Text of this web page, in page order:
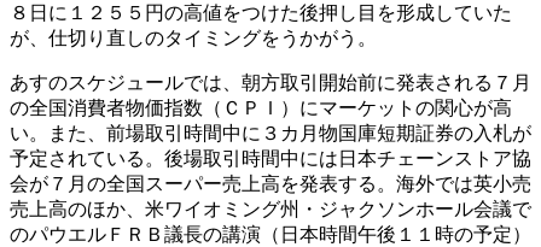
８日に１２５５円の高値をつけた後押し目を形成していた
が、仕切り直しのタイミングをうかがう。
あすのスケジュールでは、朝方取引開始前に発表される７月
の全国消費者物価指数（ＣＰＩ）にマーケットの関心が高
い。また、前場取引時間中に３カ月物国庫短期証券の入札が
予定されている。後場取引時間中には日本チェーンストア協
会が７月の全国スーパー売上高を発表する。海外では英小売
売上高のほか、米ワイオミング州・ジャクソンホール会議で
のパウエルＦＲＢ議長の講演（日本時間午後１１時の予定）